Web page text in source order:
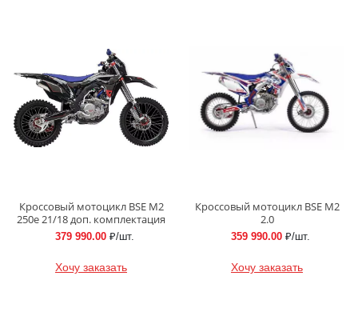
Кроссовый мотоцикл BSE M2
250e 21/18 доп. комплектация
379 990.00 ₽/шт.
Хочу заказать
Кроссовый мотоцикл BSE M2
2.0
359 990.00 ₽/шт.
Хочу заказать